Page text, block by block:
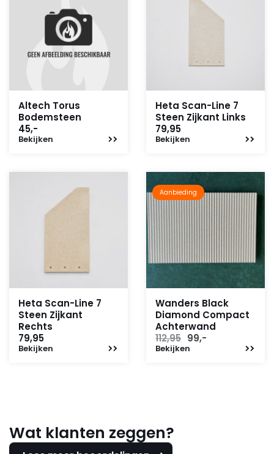
Altech Torus
Bodemsteen
45,-
Bekijken
Heta Scan-Line 7
Steen Zijkant Links
79,95
Bekijken
Heta Scan-Line 7
Steen Zijkant
Rechts
79,95
Bekijken
Aanbieding
Wanders Black
Diamond Compact
Achterwand
112,95 Oorspronkelijke
prijs
99,-
Bekijken
Wat klanten zeggen?